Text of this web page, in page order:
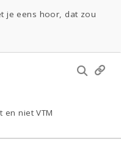
je eens hoor, dat zou
en niet VTM